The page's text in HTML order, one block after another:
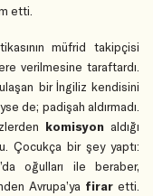
etti.
müfrid takipçisi
verilmesine taraftardı.
bir İngiliz kendisini
de; padişah aldırmadı.
komisyon aldığı
Çocukça bir şey yaptı:
oğulları ile beraber,
Avrupa’ya firar etti.